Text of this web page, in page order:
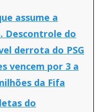
assume a
Descontrole do
derrota do PSG
vencem por 3 a
da Fifa
do